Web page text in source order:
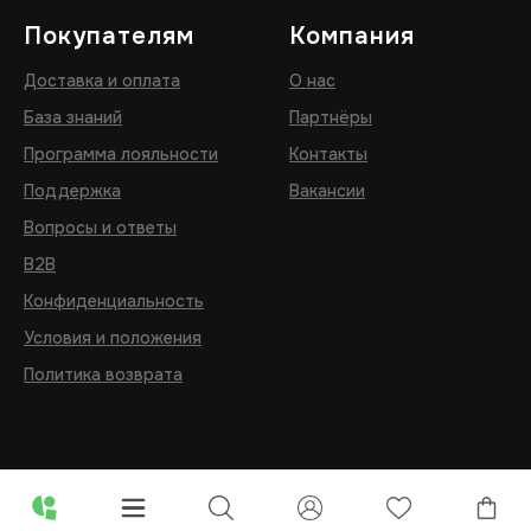
Покупателям
Доставка и оплата
База знаний
Программа лояльности
Поддержка
Вопросы и ответы
B2B
Конфиденциальность
Условия и положения
Политика возврата
Компания
О нас
Партнёры
Контакты
Вакансии